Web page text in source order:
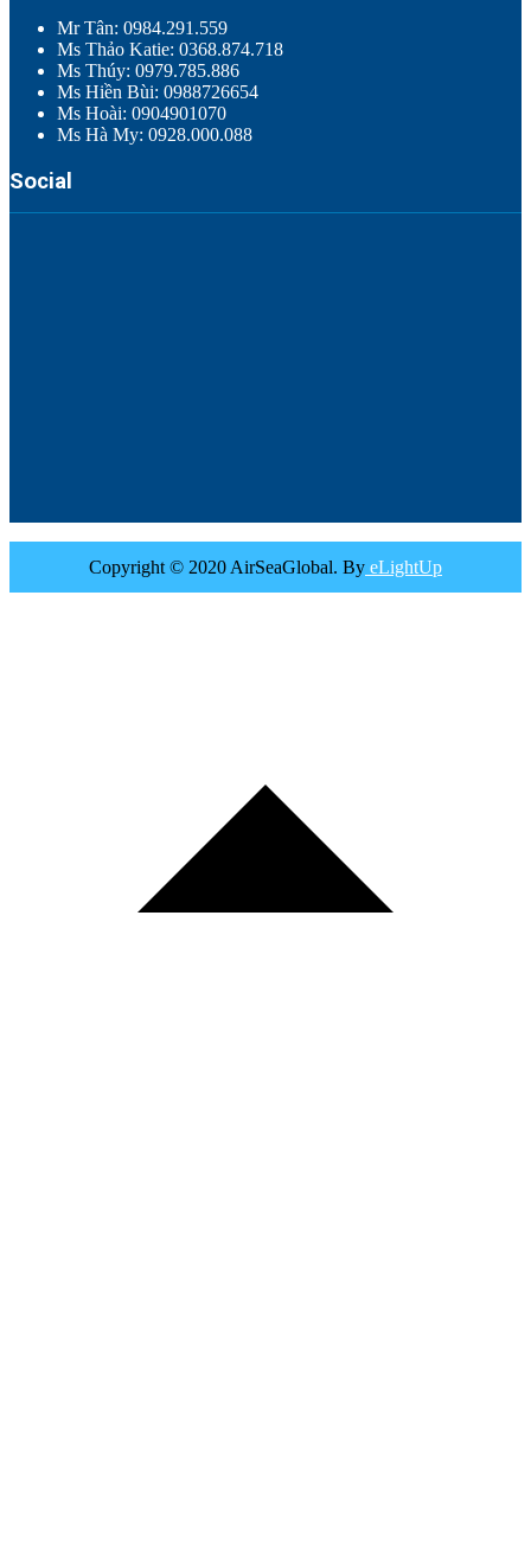
Mr Tân: 0984.291.559
Ms Thảo Katie: 0368.874.718
Ms Thúy: 0979.785.886
Ms Hiền Bùi: 0988726654
Ms Hoài: 0904901070
Ms Hà My: 0928.000.088
Social
Copyright © 2020 AirSeaGlobal. By eLightUp